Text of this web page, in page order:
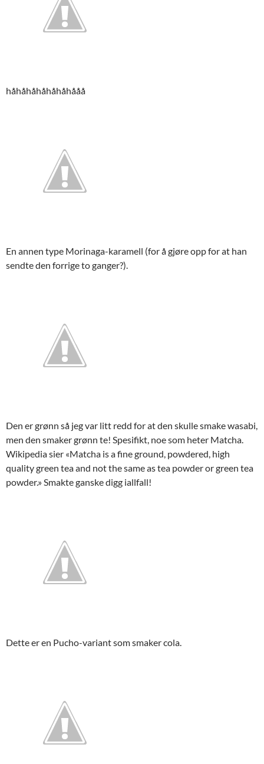
håhåhåhåhåhåhååå
En annen type Morinaga-karamell (for å gjøre opp for at han
sendte den forrige to ganger?).
Den er grønn så jeg var litt redd for at den skulle smake wasabi,
men den smaker grønn te! Spesifikt, noe som heter Matcha.
Wikipedia sier «Matcha is a fine ground, powdered, high
quality green tea and not the same as tea powder or green tea
powder.» Smakte ganske digg iallfall!
Dette er en Pucho-variant som smaker cola.